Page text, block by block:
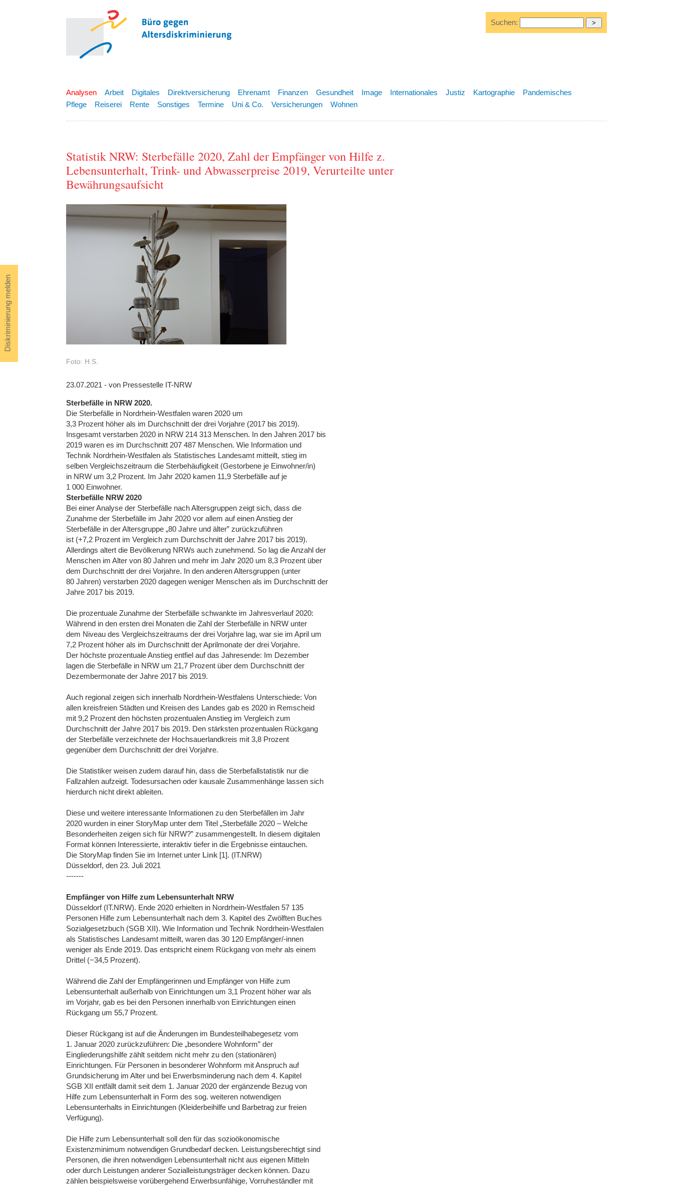
Diskriminierung melden
Suchen:
Analysen Arbeit Digitales Direktversicherung Ehrenamt Finanzen Gesundheit Image Internationales Justiz Kartographie
Pandemisches
Pflege
Reiserei Rente Sonstiges Termine Uni & Co. Versicherungen Wohnen
Statistik NRW: Sterbefälle 2020, Zahl der Empfänger von Hilfe z.
Lebensunterhalt, Trink- und Abwasserpreise 2019, Verurteilte unter
Bewährungsaufsicht
Foto: H.S.
23.07.2021 - von Pressestelle IT-NRW
Sterbefälle in NRW 2020.
Die Sterbefälle in Nordrhein-Westfalen waren 2020 um
3,3 Prozent höher als im Durchschnitt der drei Vorjahre (2017 bis 2019).
Insgesamt verstarben 2020 in NRW 214 313 Menschen. In den Jahren 2017 bis
2019 waren es im Durchschnitt 207 487 Menschen. Wie Information und
Technik Nordrhein-Westfalen als Statistisches Landesamt mitteilt, stieg im
selben Vergleichszeitraum die Sterbehäufigkeit (Gestorbene je Einwohner/in)
in NRW um 3,2 Prozent. Im Jahr 2020 kamen 11,9 Sterbefälle auf je
1 000 Einwohner.
Sterbefälle NRW 2020
Bei einer Analyse der Sterbefälle nach Altersgruppen zeigt sich, dass die
Zunahme der Sterbefälle im Jahr 2020 vor allem auf einen Anstieg der
Sterbefälle in der Altersgruppe „80 Jahre und älter” zurückzuführen
ist (+7,2 Prozent im Vergleich zum Durchschnitt der Jahre 2017 bis 2019).
Allerdings altert die Bevölkerung NRWs auch zunehmend. So lag die Anzahl der
Menschen im Alter von 80 Jahren und mehr im Jahr 2020 um 8,3 Prozent über
dem Durchschnitt der drei Vorjahre. In den anderen Altersgruppen (unter
80 Jahren) verstarben 2020 dagegen weniger Menschen als im Durchschnitt der
Jahre 2017 bis 2019.
Die prozentuale Zunahme der Sterbefälle schwankte im Jahresverlauf 2020:
Während in den ersten drei Monaten die Zahl der Sterbefälle in NRW unter
dem Niveau des Vergleichszeitraums der drei Vorjahre lag, war sie im April um
7,2 Prozent höher als im Durchschnitt der Aprilmonate der drei Vorjahre.
Der höchste prozentuale Anstieg entfiel auf das Jahresende: Im Dezember
lagen die Sterbefälle in NRW um 21,7 Prozent über dem Durchschnitt der
Dezembermonate der Jahre 2017 bis 2019.
Auch regional zeigen sich innerhalb Nordrhein-Westfalens Unterschiede: Von
allen kreisfreien Städten und Kreisen des Landes gab es 2020 in Remscheid
mit 9,2 Prozent den höchsten prozentualen Anstieg im Vergleich zum
Durchschnitt der Jahre 2017 bis 2019. Den stärksten prozentualen Rückgang
der Sterbefälle verzeichnete der Hochsauerlandkreis mit 3,8 Prozent
gegenüber dem Durchschnitt der drei Vorjahre.
Die Statistiker weisen zudem darauf hin, dass die Sterbefallstatistik nur die
Fallzahlen aufzeigt. Todesursachen oder kausale Zusammenhänge lassen sich
hierdurch nicht direkt ableiten.
Diese und weitere interessante Informationen zu den Sterbefällen im Jahr
2020 wurden in einer StoryMap unter dem Titel „Sterbefälle 2020 – Welche
Besonderheiten zeigen sich für NRW?” zusammengestellt. In diesem digitalen
Format können Interessierte, interaktiv tiefer in die Ergebnisse eintauchen.
Die StoryMap finden Sie im Internet unter Link [1]. (IT.NRW)
Düsseldorf, den 23. Juli 2021
-------
Empfänger von Hilfe zum Lebensunterhalt NRW
Düsseldorf (IT.NRW). Ende 2020 erhielten in Nordrhein-Westfalen 57 135
Personen Hilfe zum Lebensunterhalt nach dem 3. Kapitel des Zwölften Buches
Sozialgesetzbuch (SGB XII). Wie Information und Technik Nordrhein-Westfalen
als Statistisches Landesamt mitteilt, waren das 30 120 Empfänger/-innen
weniger als Ende 2019. Das entspricht einem Rückgang von mehr als einem
Drittel (−34,5 Prozent).
Während die Zahl der Empfängerinnen und Empfänger von Hilfe zum
Lebensunterhalt außerhalb von Einrichtungen um 3,1 Prozent höher war als
im Vorjahr, gab es bei den Personen innerhalb von Einrichtungen einen
Rückgang um 55,7 Prozent.
Dieser Rückgang ist auf die Änderungen im Bundesteilhabegesetz vom
1. Januar 2020 zurückzuführen: Die „besondere Wohnform” der
Eingliederungshilfe zählt seitdem nicht mehr zu den (stationären)
Einrichtungen. Für Personen in besonderer Wohnform mit Anspruch auf
Grundsicherung im Alter und bei Erwerbsminderung nach dem 4. Kapitel
SGB XII entfällt damit seit dem 1. Januar 2020 der ergänzende Bezug von
Hilfe zum Lebensunterhalt in Form des sog. weiteren notwendigen
Lebensunterhalts in Einrichtungen (Kleiderbeihilfe und Barbetrag zur freien
Verfügung).
Die Hilfe zum Lebensunterhalt soll den für das sozioökonomische
Existenzminimum notwendigen Grundbedarf decken. Leistungsberechtigt sind
Personen, die ihren notwendigen Lebensunterhalt nicht aus eigenen Mitteln
oder durch Leistungen anderer Sozialleistungsträger decken können. Dazu
zählen beispielsweise vorübergehend Erwerbsunfähige, Vorruheständler mit